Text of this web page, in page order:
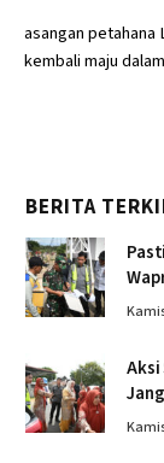
asangan petahana
kembali maju
BERITA
Aksi